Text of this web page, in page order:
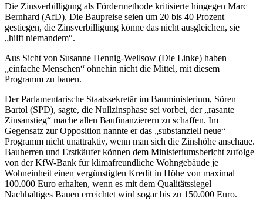
Die Zinsverbilligung als Fördermethode kritisierte hingegen Marc
Bernhard (AfD). Die Baupreise seien um 20 bis 40 Prozent
gestiegen, die Zinsverbilligung könne das nicht ausgleichen, sie
„hilft niemandem“.
Aus Sicht von Susanne Hennig-Wellsow (Die Linke) haben
„einfache Menschen“ ohnehin nicht die Mittel, mit diesem
Programm zu bauen.
Der Parlamentarische Staatssekretär im Bauministerium, Sören
Bartol (SPD), sagte, die Nullzinsphase sei vorbei, der „rasante
Zinsanstieg“ mache allen Baufinanzierern zu schaffen. Im
Gegensatz zur Opposition nannte er das „substanziell neue“
Programm nicht unattraktiv, wenn man sich die Zinshöhe anschaue.
Bauherren und Erstkäufer können dem Ministeriumsbericht zufolge
von der KfW-Bank für klimafreundliche Wohngebäude je
Wohneinheit einen vergünstigten Kredit in Höhe von maximal
100.000 Euro erhalten, wenn es mit dem Qualitätssiegel
Nachhaltiges Bauen erreichtet wird sogar bis zu 150.000 Euro.